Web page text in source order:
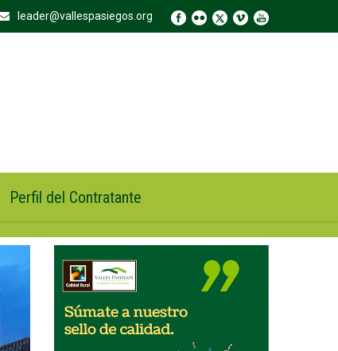
leader@vallespasiegos.org
Perfil del Contratante